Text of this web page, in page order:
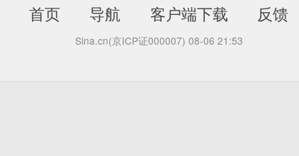
首页 导航 客户端下载 反馈
Sina.cn(京ICP证000007) 08-06 21:53